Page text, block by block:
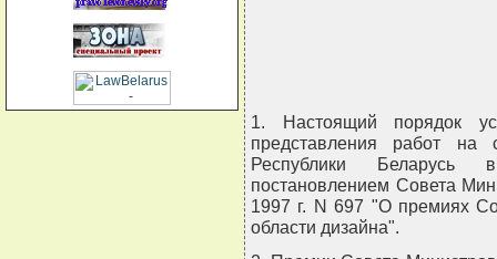
1. Настоящий порядок
представления работ на
Республики Беларусь
постановлением Совета
1997 г. N 697 "О премиях
области дизайна".